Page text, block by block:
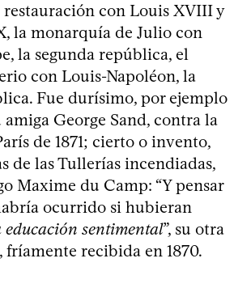
restauración con Louis XVIII y
la monarquía de Julio con
la segunda república, el
con Louis-Napoléon, la
Fue durísimo, por ejemplo
amiga George Sand, contra la
de 1871; cierto o invento,
de las Tullerías incendiadas,
Maxime du Camp: “Y pensar
ocurrido si hubieran
educación sentimental”, su otra
fríamente recibida en 1870.